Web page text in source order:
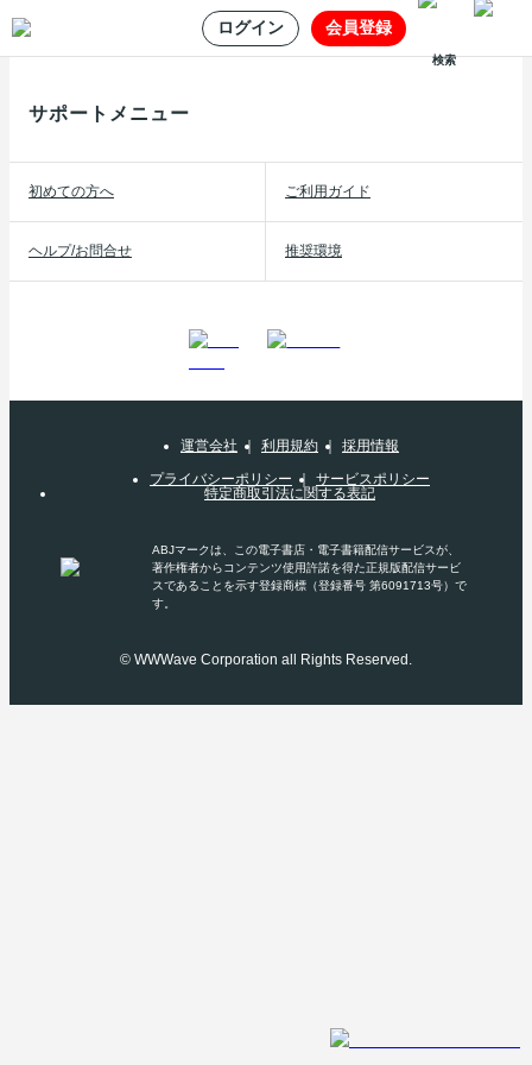
ログイン 会員登録
検索
サポートメニュー
初めての方へ ご利用ガイド
ヘルプ/お問合せ 推奨環境
運営会社 利用規約
採用情報
プライバシーポリシー
サービスポリシー
特定商取引法に関する表記
ABJマークは、この電子書店・電子書籍配信サービスが、
著作権者からコンテンツ使用許諾を得た正規版配信サービ
スであることを示す登録商標（登録番号 第6091713号）で
す。
© WWWave Corporation all Rights Reserved.